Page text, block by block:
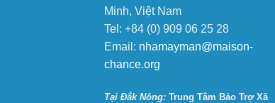
Minh, Việt Nam
Tel: +84 (0) 909 06 25 28
Email: nhamayman@maison-
chance.org
Tại Ðắk Nông: Trung Tâm Bảo Trợ Xã